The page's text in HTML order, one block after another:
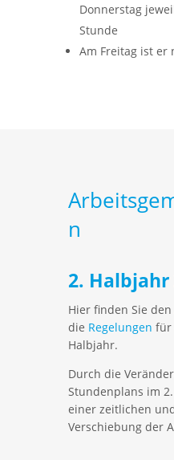
Donnerstag
Stunde
Am Freitag ist er
n
2. Halbjahr
Hier finden Sie den
die Regelungen für
Halbjahr.
Durch die
Stundenplans im
einer zeitlichen
Verschiebung der